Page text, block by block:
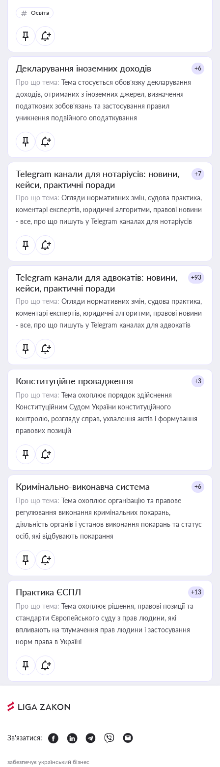
Освіта
Декларування іноземних доходів +6
Про що тема: Тема стосується обов’язку декларування
доходів, отриманих з іноземних джерел, визначення
податкових зобов’язань та застосування правил
уникнення подвійного оподаткування
Telegram канали для нотаріусів: новини,
кейси, практичні поради
+7
Про що тема: Огляди нормативних змін, судова практика,
коментарі експертів, юридичні алгоритми, правові новини
- все, про що пишуть у Telegram каналах для нотаріусів
Telegram канали для адвокатів: новини,
кейси, практичні поради
+93
Про що тема: Огляди нормативних змін, судова практика,
коментарі експертів, юридичні алгоритми, правові новини
- все, про що пишуть у Telegram каналах для адвокатів
Конституційне провадження +3
Про що тема: Тема охоплює порядок здійснення
Конституційним Судом України конституційного
контролю, розгляду справ, ухвалення актів і формування
правових позицій
Кримінально-виконавча система +6
Про що тема: Тема охоплює організацію та правове
регулювання виконання кримінальних покарань,
діяльність органів і установ виконання покарань та статус
осіб, які відбувають покарання
Практика ЄСПЛ +13
Про що тема: Тема охоплює рішення, правові позиції та
стандарти Європейського суду з прав людини, які
впливають на тлумачення прав людини і застосування
норм права в Україні
Зв'язатися:
забезпечує український бізнес